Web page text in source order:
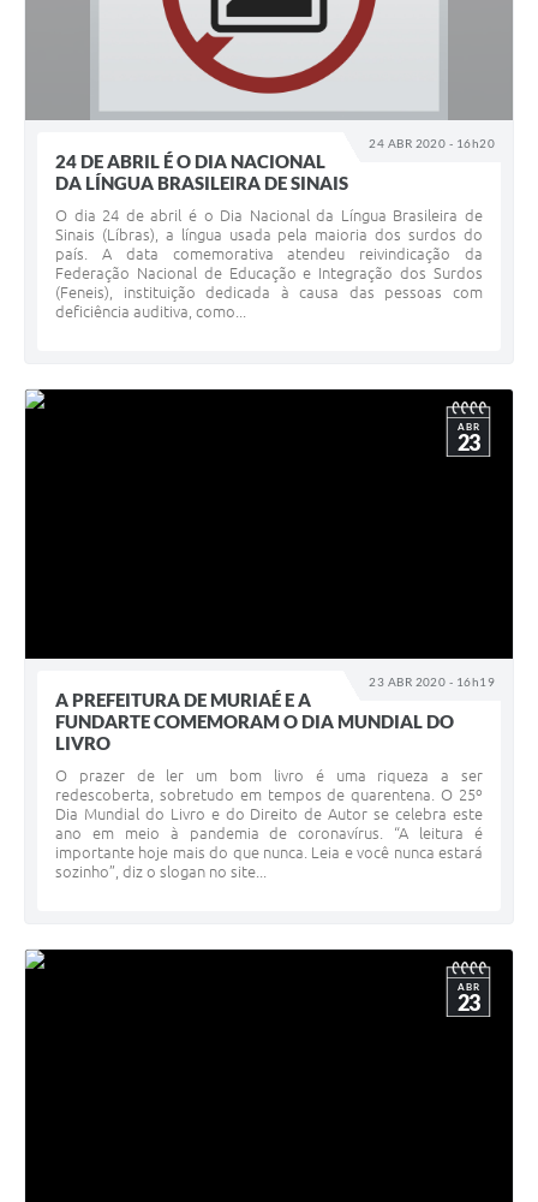
24 ABR 2020 - 16h20
24 DE ABRIL É O DIA NACIONAL
DA LÍNGUA BRASILEIRA DE SINAIS
O dia 24 de abril é o Dia Nacional da Língua Brasileira de
Sinais (Líbras), a língua usada pela maioria dos surdos do
país. A data comemorativa atendeu reivindicação da
Federação Nacional de Educação e Integração dos Surdos
(Feneis), instituição dedicada à causa das pessoas com
deficiência auditiva, como...
23 ABR 2020 - 16h19
ABR
23
A PREFEITURA DE MURIAÉ E A
FUNDARTE COMEMORAM O DIA MUNDIAL DO
LIVRO
O prazer de ler um bom livro é uma riqueza a ser
redescoberta, sobretudo em tempos de quarentena. O 25º
Dia Mundial do Livro e do Direito de Autor se celebra este
ano em meio à pandemia de coronavírus. “A leitura é
importante hoje mais do que nunca. Leia e você nunca estará
sozinho”, diz o slogan no site...
ABR
23